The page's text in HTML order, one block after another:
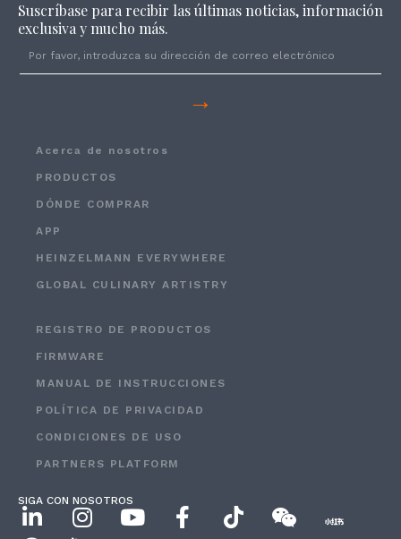
Suscríbase para recibir las últimas noticias, información
exclusiva y mucho más.
→
Acerca de nosotros
PRODUCTOS
DÓNDE COMPRAR
APP
HEINZELMANN EVERYWHERE
GLOBAL CULINARY ARTISTRY
REGISTRO DE PRODUCTOS
FIRMWARE
MANUAL DE INSTRUCCIONES
POLÍTICA DE PRIVACIDAD
CONDICIONES DE USO
PARTNERS PLATFORM
SIGA CON NOSOTROS